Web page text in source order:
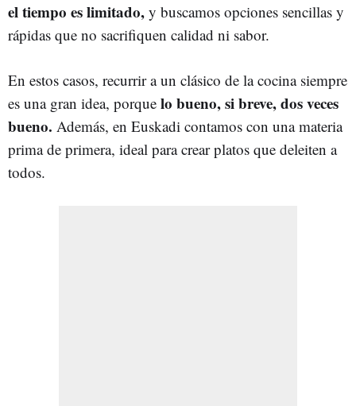
el tiempo es limitado, y buscamos opciones sencillas y
rápidas que no sacrifiquen calidad ni sabor.
En estos casos, recurrir a un clásico de la cocina siempre
es una gran idea, porque lo bueno, si breve, dos veces
bueno. Además, en Euskadi contamos con una materia
prima de primera, ideal para crear platos que deleiten a
todos.